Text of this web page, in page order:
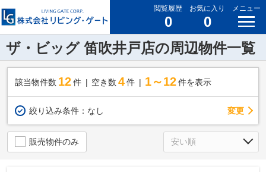
閲覧履歴
0
お気に入り
0
メニュー
ザ・ビッグ 笛吹井戸店の周辺物件一覧
該当物件数 12件 空き数 4 件 1～12 件を表示
絞り込み条件： なし 変更
販売物件のみ